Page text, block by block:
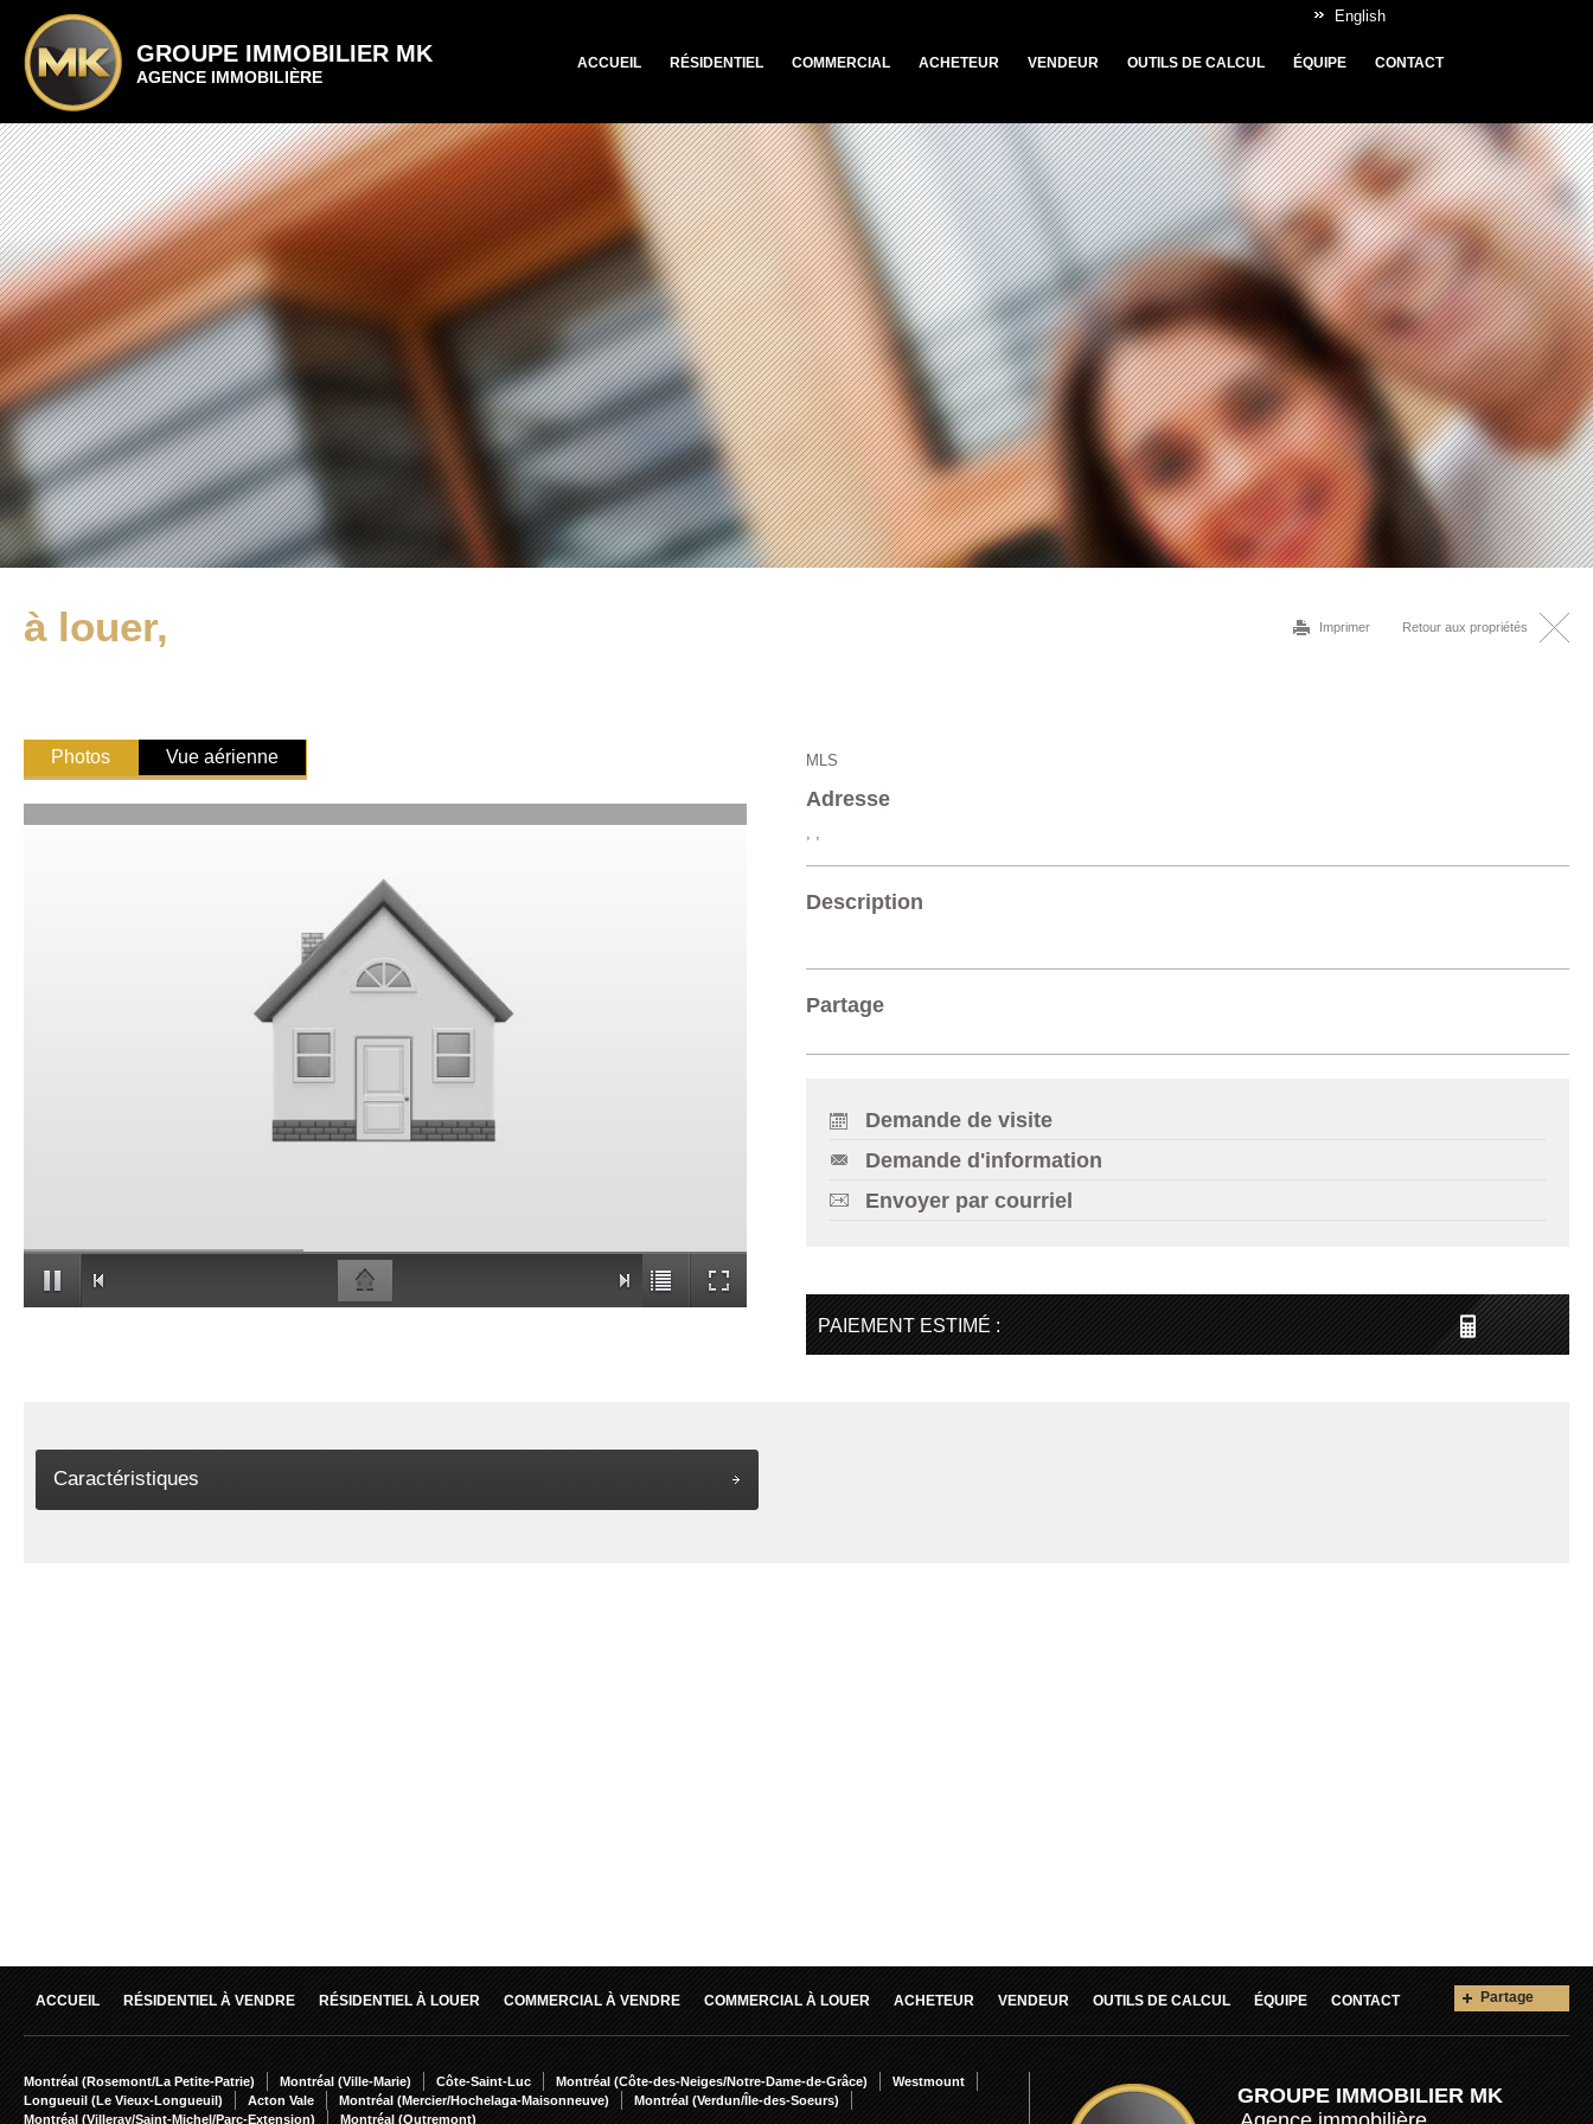
GROUPE IMMOBILIER MK
AGENCE IMMOBILIÈRE
English
ACCUEIL RÉSIDENTIEL COMMERCIAL ACHETEUR VENDEUR OUTILS DE CALCUL ÉQUIPE CONTACT
à louer, Imprimer Retour aux propriétés
Photos Vue aérienne MLS
Adresse
, ,
Description
Partage
Demande de visite
Demande d'information
Envoyer par courriel
PAIEMENT ESTIMÉ :
Caractéristiques
ACCUEIL RÉSIDENTIEL À VENDRE RÉSIDENTIEL À LOUER COMMERCIAL À VENDRE COMMERCIAL À LOUER ACHETEUR VENDEUR OUTILS DE CALCUL ÉQUIPE CONTACT Partage
Montréal (Rosemont/La Petite-Patrie) Montréal (Ville-Marie) Côte-Saint-Luc Montréal (Côte-des-Neiges/Notre-Dame-de-Grâce)
Westmount
Longueuil (Le Vieux-Longueuil)
Acton Vale Montréal (Mercier/Hochelaga-Maisonneuve)
Montréal (Verdun/Île-des-Soeurs)
Montréal (Villeray/Saint-Michel/Parc-Extension)
Montréal (Outremont)
GROUPE IMMOBILIER MK